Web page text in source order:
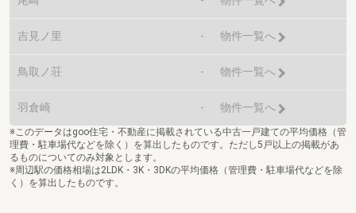
吉見ノ里 - 物件一覧へ
鳥取ノ荘 - 物件一覧へ
羽倉崎 - 物件一覧へ
※このデータはgoo住宅・不動産に掲載されている中古一戸建ての平均価格（管
理費・駐車場代などを除く）を算出したものです。ただし5戸以上の掲載があ
るものについてのみ対象とします。
※周辺駅の価格相場は2LDK・3K・3DKの平均価格（管理費・駐車場代などを除
く）を算出したものです。